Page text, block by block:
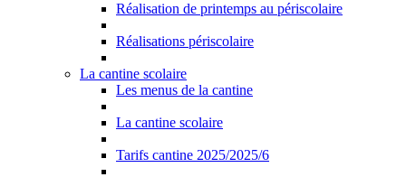
Réalisation de printemps au périscolaire
Réalisations périscolaire
La cantine scolaire
Les menus de la cantine
La cantine scolaire
Tarifs cantine 2025/2025/6